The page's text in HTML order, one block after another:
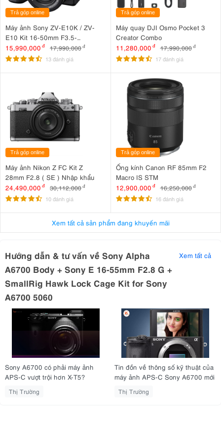
Ông trùm CROP gọi tên Sony A6700
Máy ảnh Sony A6700là chiếc máy ảnh cảm biến APS-C vừa được
ra mắt của nhà Sony. Mang trong mình nhiều công nghệ hiện đại,
SonyA6700 là sự tiếp nối hoàn hảo của dòng máy ảnh
Alpha, mang đến sự kết hợp tuyệt vời giữa hiệu suất cao và tính
Trả góp online
Máy ảnh Sony ZV-E10K / ZV-
E10 Kit 16-50mm F3.5-
5.6 OSS II
15,990,000 đ 17,990,000đ
13 đánh giá
Trả góp online
Máy quay DJI Osmo Pocket 3
Creator Combo
11,280,000 đ 17,990,000 đ
17 đánh giá
Trả góp online
Máy ảnh Nikon Z FC Kit Z
28mm F2.8 ( SE ) Nhập khẩu
24,490,000 đ 30,112,000đ
10 đánh giá
Trả góp online
Ống kính Canon RF 85mm F2
Macro IS STM
12,900,000 đ 16,250,000 đ
16 đánh giá
Xem tất cả sản phẩm đang khuyến mãi
Hướng dẫn & tư vấn về Sony Alpha
A6700 Body + Sony E 16-55mm F2.8 G +
SmallRig Hawk Lock Cage Kit for Sony
A6700 5060
Xem tất cả
Sony A6700 có phải máy ảnh
APS-C vượt trội hơn X-T5?
Thị Trường
Tin đồn về thông số kỹ thuật của
máy ảnh APS-C Sony A6700 mới
Thị Trường